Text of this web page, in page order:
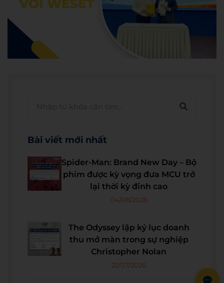
Bài viết mới nhất
Spider-Man: Brand New Day – Bộ
phim được kỳ vọng đưa MCU trở
lại thời kỳ đỉnh cao
04/08/2026
The Odyssey lập kỷ lục doanh
thu mở màn trong sự nghiệp
Christopher Nolan
22/07/2026